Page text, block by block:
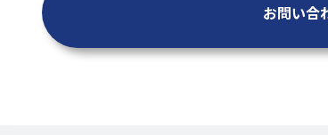
お問い合